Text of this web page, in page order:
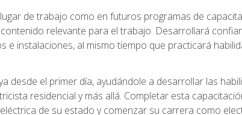
de trabajo como en futuros programas de
relevante para el trabajo. Desarrollará
e instalaciones, al mismo tiempo que practicará
desde el primer día, ayudándole a desarrollar las
residencial y más allá. Completar esta
de su estado y comenzar su carrera como